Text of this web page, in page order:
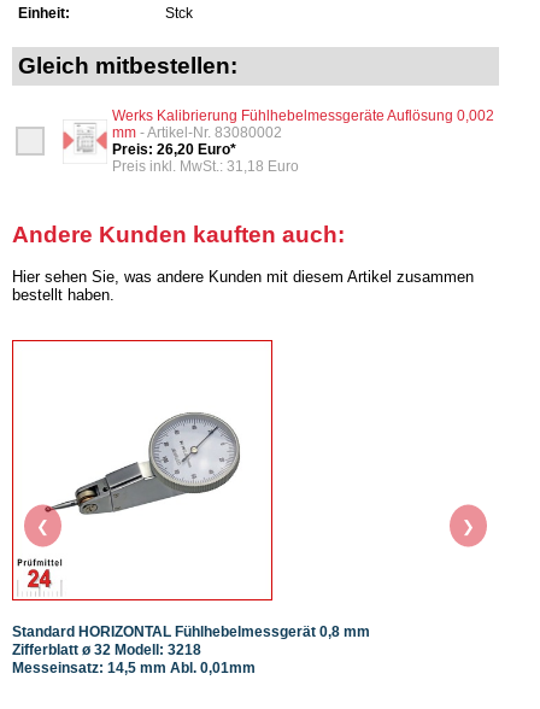
Einheit:
Stck
Gleich mitbestellen:
Werks Kalibrierung Fühlhebelmessgeräte Auflösung 0,002
mm - Artikel-Nr. 83080002
Preis: 26,20 Euro*
Preis inkl. MwSt.: 31,18 Euro
Andere Kunden kauften auch:
Hier sehen Sie, was andere Kunden mit diesem Artikel zusammen
bestellt haben.
Standard HORIZONTAL Fühlhebelmessgerät 0,8 mm
Zifferblatt ø 32 Modell: 3218
Messeinsatz: 14,5 mm Abl. 0,01mm
❮ ❯